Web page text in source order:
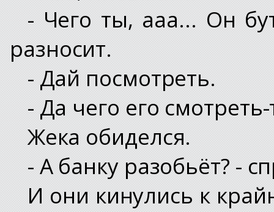
- Чего ты, ааа... Он
разносит.
- Дай посмотреть.
- Да чего его
Жека обиделся.
- А банку разобьёт? -
И они кинулись к